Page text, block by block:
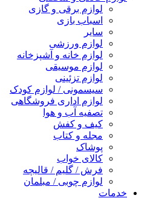
لوازم برقی و گازی
اسباب بازی
سایر
لوازم ورزشی
لوازم خانه و آشپزخانه
لوازم موسیقی
لوازم تزئینی
سیسمونی / لوازم کودک
لوازم اداری فروشگاهی
تصفیه آب و هوا
کیف و کفش
مجله و کتاب
پوشاک
کالای خواب
فرش / گلیم / قالیچه
لوازم چوبی / مبلمان
خدمات